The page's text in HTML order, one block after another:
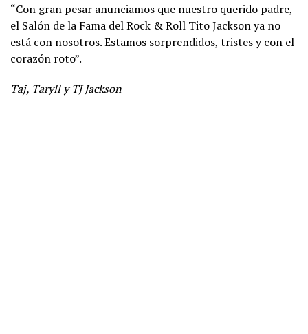
“Con gran pesar anunciamos que nuestro querido padre,
el Salón de la Fama del Rock & Roll Tito Jackson ya no
está con nosotros. Estamos sorprendidos, tristes y con el
corazón roto”.
Taj, Taryll y TJ Jackson